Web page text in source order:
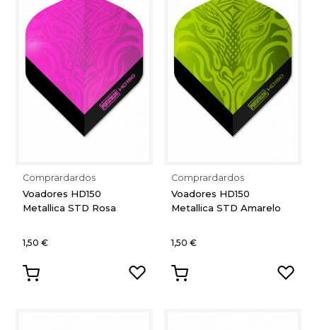
Comprardardos
Voadores HD150
Metallica STD Rosa
1,50 €
Comprardardos
Voadores HD150
Metallica STD Amarelo
1,50 €